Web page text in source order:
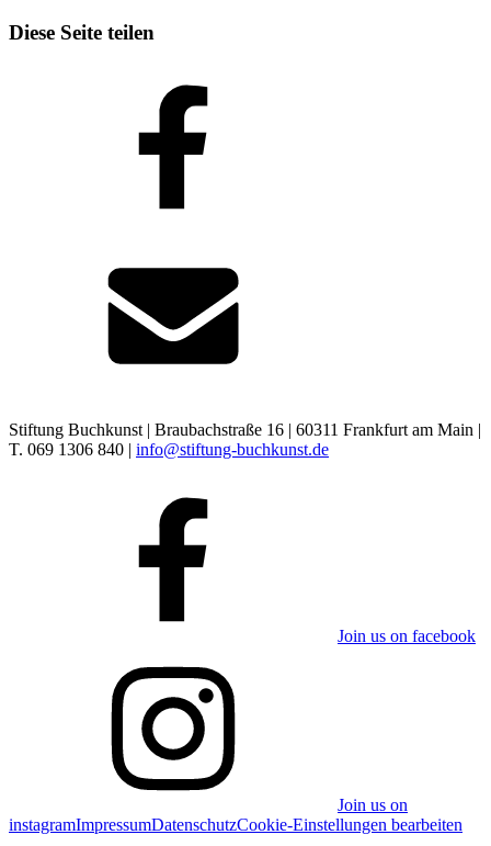
Diese Seite teilen
Stiftung Buchkunst | Braubachstraße 16 | 60311 Frankfurt am Main |
T. 069 1306 840 | info@stiftung-buchkunst.de
Join us on facebook
Join us on
instagramImpressumDatenschutzCookie-Einstellungen bearbeiten